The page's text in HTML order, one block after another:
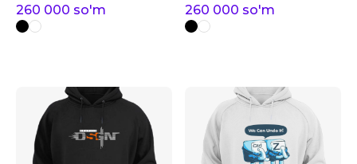
260 000 so'm 260 000 so'm